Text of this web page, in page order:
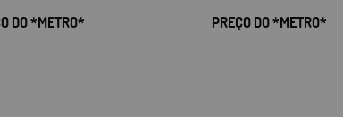
DO*METRO* PREÇO DO*METRO*